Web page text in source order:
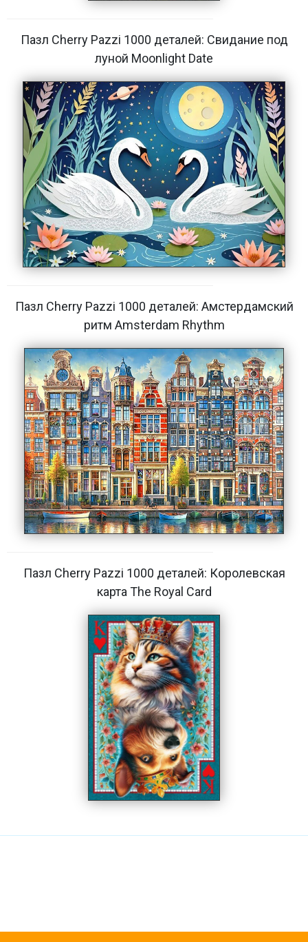
Пазл Cherry Pazzi 1000 деталей: Свидание под
луной Moonlight Date
Пазл Cherry Pazzi 1000 деталей: Амстердамский
ритм Amsterdam Rhythm
Пазл Cherry Pazzi 1000 деталей: Королевская
карта The Royal Card